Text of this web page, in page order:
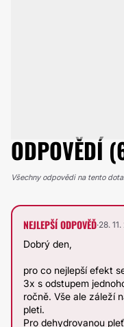
ODPOVĚDÍ
Všechny odpovědi na tento
NEJLEPŠÍ ODPOVĚĎ·28.
Dobrý den,
pro co nejlepší efekt
3x s odstupem
ročně. Vše ale záleží
pleti.
Pro dehydrovanou